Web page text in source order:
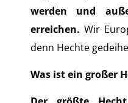
werden und
erreichen. Wir
denn Hechte
Was ist ein großer